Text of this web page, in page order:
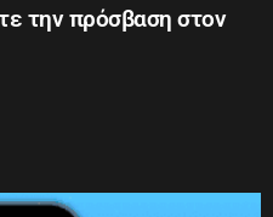
την πρόσβαση στον